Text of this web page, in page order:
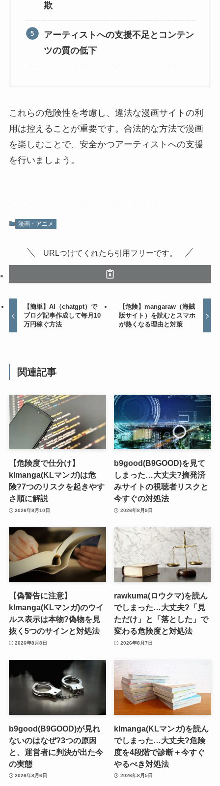
欺
アーティストへの支援不足とコンテン
ツの質の低下
これらの危険性を考慮し、違法な漫画サイトの利
用は控えることが重要です。合法的な方法で漫画
を楽しむことで、安全かつアーティストへの支援
を行いましょう。
漫画・アニメ
URLつけてくれたら引用フリーです。
【簡単】AI（chatgpt）で
ブログ記事作成して毎月10
万円稼ぐ方法
【危険】mangaraw（海賊
版サイト）を読むとスマホ
が熱くなる理由と対策
関連記事
【危険度で仕分け】
klmanga(KLマンガ)は危
険?7つのリスクを起きやす
さ順に解説
2026年8月10日
b9good(B9GOOD)を見て
しまった…大丈夫?摘発済
みサイトの視聴者リスクと
今すぐの対処法
2026年8月9日
【偽警告に注意】
klmanga(KLマンガ)のウイ
ルス表示は本物?偽物を見
抜く5つのサインと対処法
2026年8月8日
rawkuma(ロウクマ)を読ん
でしまった…大丈夫?「見
ただけ」と「落とした」で
変わる危険度と対処法
2026年8月7日
b9good(B9GOOD)が見れ
ないのはなぜ?3つの原因
と、運営者に判決が出た今
の実態
2026年8月6日
klmanga(KLマンガ)を読ん
でしまった…大丈夫?危険
度を4段階で診断＋今すぐ
やるべき対処法
2026年8月5日